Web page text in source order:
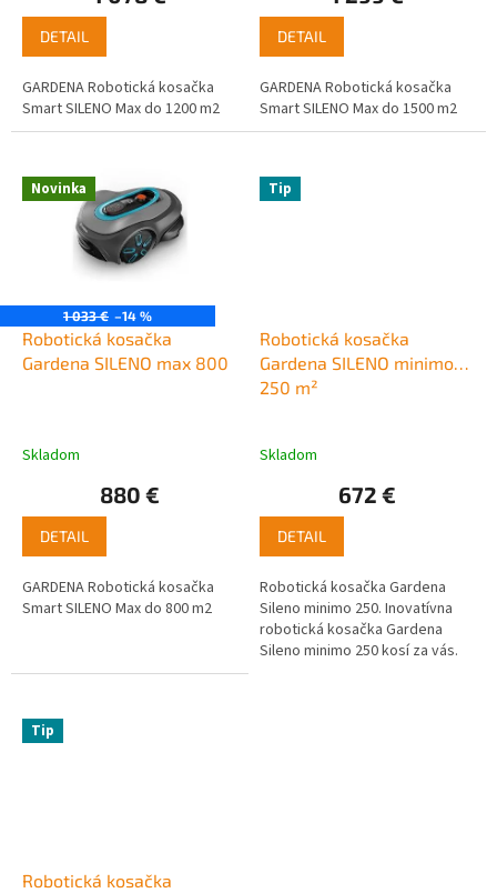
DETAIL
GARDENA Robotická kosačka
Smart SILENO Max do 1200 m2
DETAIL
GARDENA Robotická kosačka
Smart SILENO Max do 1500 m2
Novinka
1 033 € –14 %
Robotická kosačka
Gardena SILENO max 800
Skladom
880 €
DETAIL
GARDENA Robotická kosačka
Smart SILENO Max do 800 m2
Tip
Robotická kosačka
Gardena SILENO minimo
250 m²
Skladom
672 €
DETAIL
Robotická kosačka Gardena
Sileno minimo 250. Inovatívna
robotická kosačka Gardena
Sileno minimo 250 kosí za vás.
Tip
Robotická kosačka